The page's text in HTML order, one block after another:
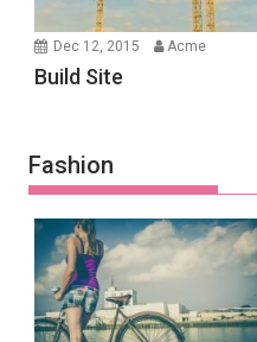
Dec 12, 2015 Acme
Build Site
Fashion